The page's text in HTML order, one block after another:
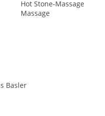
Hot Stone-Massage
Massage
Basler